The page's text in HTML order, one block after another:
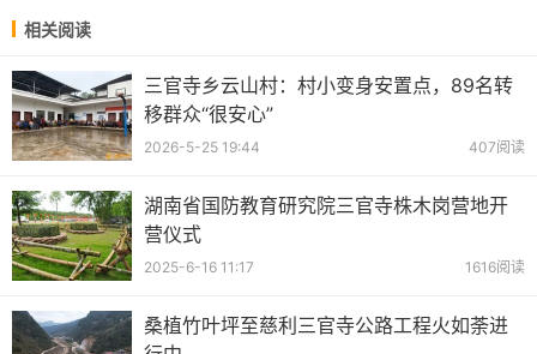
相关阅读
三官寺乡云山村：村小变身安置点，89名转
移群众“很安心”
2026-5-25 19:44 407阅读
湖南省国防教育研究院三官寺株木岗营地开
营仪式
2025-6-16 11:17 1616阅读
桑植竹叶坪至慈利三官寺公路工程火如荼进